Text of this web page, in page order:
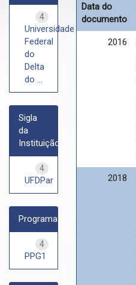
Data do
documento
2016
2018
4
Universidade
Federal
do
Delta
do ...
Sigla
da
Instituição
4
UFDPar
Programa
4
PPG1